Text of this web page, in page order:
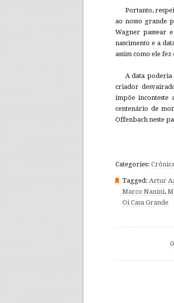
Portanto,
ao nosso grande
Wagner passear
nascimento e a
assim como ele
A data poderia
criador
impõe inconteste
centenário de
Offenbach neste
Categories:
Tagged: Artur
Marco Nanini,
Oi Casa Grande